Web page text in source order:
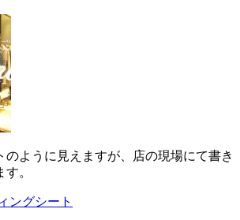
のように見えますが、店の現場にて書き
。
ングシート